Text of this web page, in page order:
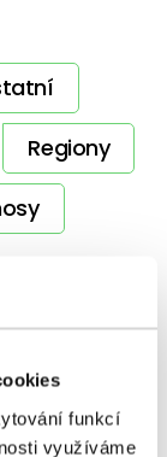
funkcí
využíváme
Regiony